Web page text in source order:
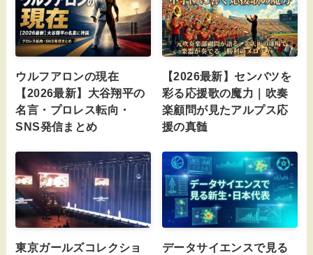
ウルフアロンの現在
【2026最新】大谷翔平の
名言・プロレス転向・
SNS発信まとめ
【2026最新】センバツを
彩る応援歌の魔力｜吹奏
楽顧問が見たアルプス応
援の真髄
東京ガールズコレクショ
データサイエンスで見る